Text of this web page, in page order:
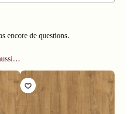
encore de questions.